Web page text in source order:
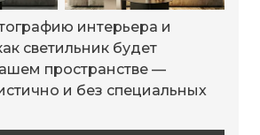
интерьера и
светильник будет
пространстве —
и без специальных